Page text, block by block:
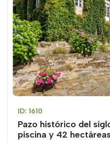
ID: 1610
Pazo histórico del
piscina y 42